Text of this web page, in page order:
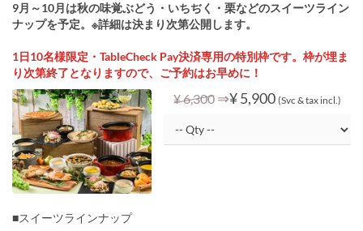
9月～10月は秋の味覚ぶどう・いちぢく・栗などのスイーツライン
ナップを予定。※詳細は決まり次第公開します。
1日10名様限定・TableCheck Pay決済専用の特別枠です。枠が埋ま
り次第終了となりますので、ご予約はお早めに！
¥ 6,300 ⇒¥ 5,900 (Svc & tax incl.)
■スイーツラインナップ